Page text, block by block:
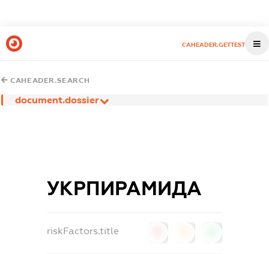
CAHEADER.GETTEST
CAHEADER.SEARCH
document.dossier
УКРПИРАМИДА
riskFactors.title